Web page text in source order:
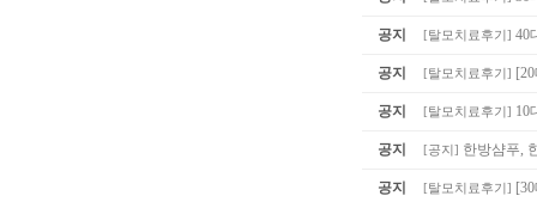
공지 [탈모치료후기 ] 40
공지 [탈모치료후기 ]
공지 [탈모치료후기 ] 10
공지 [공지 ] 한방샴푸,
공지 [탈모치료후기 ]